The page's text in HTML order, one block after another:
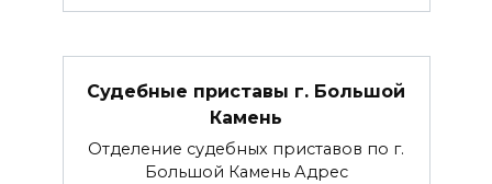
Судебные приставы г. Большой
Камень
Отделение судебных приставов по г.
Большой Камень Адрес